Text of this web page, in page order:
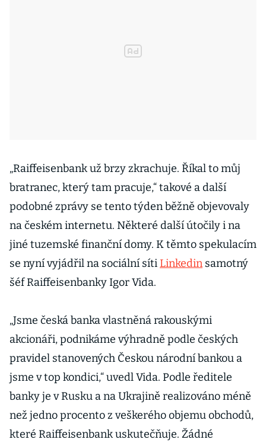
„Raiffeisenbank už brzy zkrachuje. Říkal to můj
bratranec, který tam pracuje,“ takové a další
podobné zprávy se tento týden běžně objevovaly
na českém internetu. Některé další útočily i na
jiné tuzemské finanční domy. K těmto spekulacím
se nyní vyjádřil na sociální síti Linkedin samotný
šéf Raiffeisenbanky Igor Vida.
„Jsme česká banka vlastněná rakouskými
akcionáři, podnikáme výhradně podle českých
pravidel stanovených Českou národní bankou a
jsme v top kondici,“ uvedl Vida. Podle ředitele
banky je v Rusku a na Ukrajině realizováno méně
než jedno procento z veškerého objemu obchodů,
které Raiffeisenbank uskutečňuje. Žádné